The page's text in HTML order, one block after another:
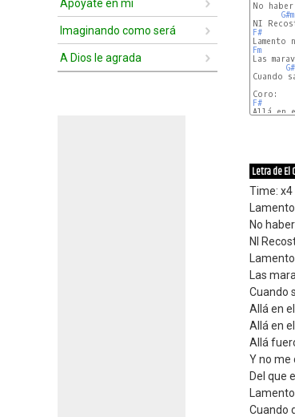
Apóyate en mí
Imaginando como será
A Dios le agrada
No
G#m
F#
Fm
Las
Cuando
F#
Letra de El
Time: x4
No
NI
Las
Cuando
Allá en
Allá en
Allá
Y no me
Del que
Cuando